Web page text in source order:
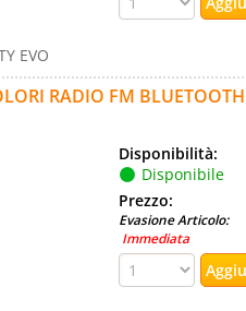
EVO
RADIO FM
Disponibilità:
Disponibile
Prezzo:
Evasione Articolo:
Immediata